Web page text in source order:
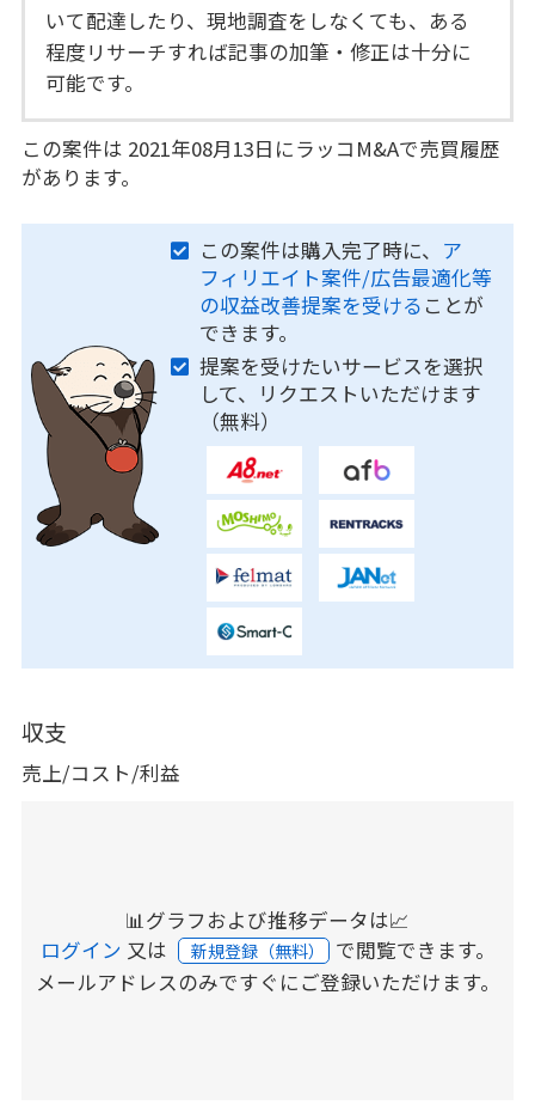
いて配達したり、現地調査をしなくても、ある
程度リサーチすれば記事の加筆・修正は十分に
可能です。
この案件は 2021年08月13日にラッコM&Aで売買履歴
があります。
この案件は購入完了時に、 ア
フィリエイト案件/広告最適化等
の収益改善提案を受ける ことが
できます。
提案を受けたいサービスを選択
して、リクエストいただけます
（無料）
収支
売上/コスト/利益
📊グラフおよび推移データは📈
ログイン 又は 新規登録（無料） で閲覧できます。
メールアドレスのみですぐにご登録いただけます。